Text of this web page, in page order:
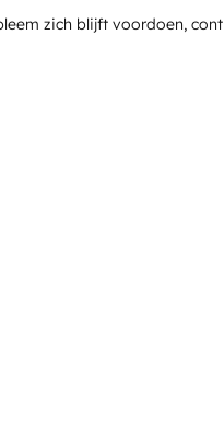
zich blijft voordoen,